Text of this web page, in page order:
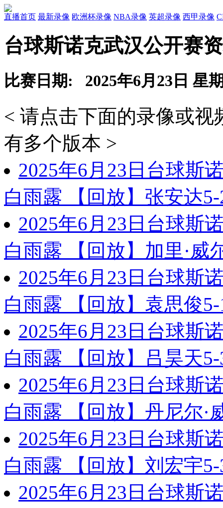
直播首页 最新录像 欧洲杯录像 NBA录像 英超录像 西甲录像
台球斯诺克武汉公开赛
比赛日期: 2025年6月23日 星
< 请点击下面的录像或
有多个版本 >
2025年6月23日台球斯
白雨露 【回放】张安达
2025年6月23日台球斯
白雨露 【回放】加里·威
2025年6月23日台球斯
白雨露 【回放】袁思俊
2025年6月23日台球斯
白雨露 【回放】吕昊天
2025年6月23日台球斯
白雨露 【回放】丹尼尔·
2025年6月23日台球斯
白雨露 【回放】刘宏宇
2025年6月23日台球斯